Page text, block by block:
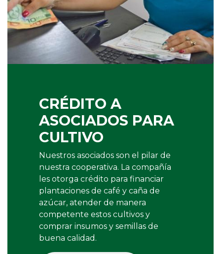
CRÉDITO A
ASOCIADOS PARA
CULTIVO
Nuestros asociados son el pilar de
nuestra cooperativa. La compañía
les otorga crédito para financiar
plantaciones de café y caña de
azúcar, atender de manera
competente estos cultivos y
comprar insumos y semillas de
buena calidad.